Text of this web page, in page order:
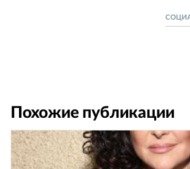
Похожие публикации